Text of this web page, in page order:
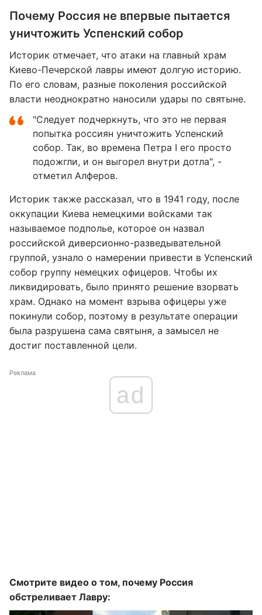
Почему Россия не впервые пытается
уничтожить Успенский собор
Историк отмечает, что атаки на главный храм
Киево-Печерской лавры имеют долгую историю.
По его словам, разные поколения российской
власти неоднократно наносили удары по святыне.
"Следует подчеркнуть, что это не первая
попытка россиян уничтожить Успенский
собор. Так, во времена Петра I его просто
подожгли, и он выгорел внутри дотла", -
отметил Алферов.
Историк также рассказал, что в 1941 году, после
оккупации Киева немецкими войсками так
называемое подполье, которое он назвал
российской диверсионно-разведывательной
группой, узнало о намерении привести в Успенский
собор группу немецких офицеров. Чтобы их
ликвидировать, было принято решение взорвать
храм. Однако на момент взрыва офицеры уже
покинули собор, поэтому в результате операции
была разрушена сама святыня, а замысел не
достиг поставленной цели.
Реклама
ad
Смотрите видео о том, почему Россия
обстреливает Лавру: